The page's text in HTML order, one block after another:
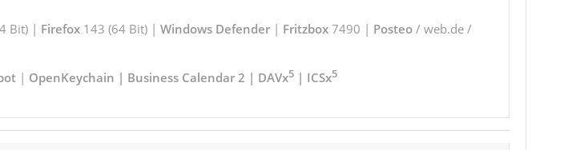
Bit) | Firefox143 (64 Bit) | Windows Defender| Fritzbox7490 | Posteo/ web.de /
| OpenKeychain | Business Calendar 2 | DAVx5| ICSx5